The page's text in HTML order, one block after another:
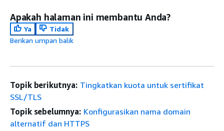
Apakah halaman ini membantu Anda?
Ya
Tidak
Berikan umpan balik
Topik berikutnya: Tingkatkan kuota untuk sertifikat
SSL/TLS
Topik sebelumnya: Konfigurasikan nama domain
alternatif dan HTTPS